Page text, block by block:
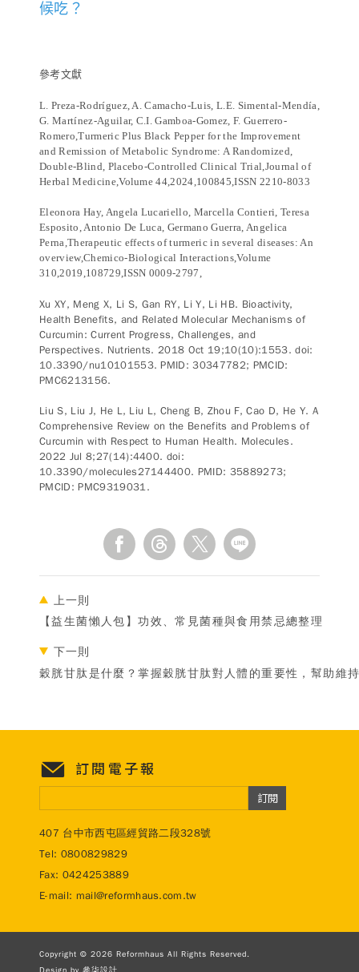
候吃？
參考文獻
L. Preza-Rodríguez, A. Camacho-Luis, L.E. Simental-Mendía,
G. Martínez-Aguilar, C.I. Gamboa-Gomez, F. Guerrero-
Romero,Turmeric Plus Black Pepper for the Improvement
and Remission of Metabolic Syndrome: A Randomized,
Double-Blind, Placebo-Controlled Clinical Trial,Journal of
Herbal Medicine,Volume 44,2024,100845,ISSN 2210-8033
Eleonora Hay, Angela Lucariello, Marcella Contieri, Teresa
Esposito, Antonio De Luca, Germano Guerra, Angelica
Perna,Therapeutic effects of turmeric in several diseases: An
overview,Chemico-Biological Interactions,Volume
310,2019,108729,ISSN 0009-2797,
Xu XY, Meng X, Li S, Gan RY, Li Y, Li HB. Bioactivity,
Health Benefits, and Related Molecular Mechanisms of
Curcumin: Current Progress, Challenges, and
Perspectives. Nutrients. 2018 Oct 19;10(10):1553. doi:
10.3390/nu10101553. PMID: 30347782; PMCID:
PMC6213156.
Liu S, Liu J, He L, Liu L, Cheng B, Zhou F, Cao D, He Y. A
Comprehensive Review on the Benefits and Problems of
Curcumin with Respect to Human Health. Molecules.
2022 Jul 8;27(14):4400. doi:
10.3390/molecules27144400. PMID: 35889273;
PMCID: PMC9319031.
上一則
【益生菌懶人包】功效、常見菌種與食用禁忌總整理
下一則
穀胱甘肽是什麼？掌握穀胱甘肽對人體的重要性，幫助維
訂閱電子報
訂閱
407 台中市西屯區經貿路二段328號
Tel: 0800829829
Fax: 0424253889
E-mail: mail@reformhaus.com.tw
Copyright © 2026 Reformhaus All Rights Reserved.